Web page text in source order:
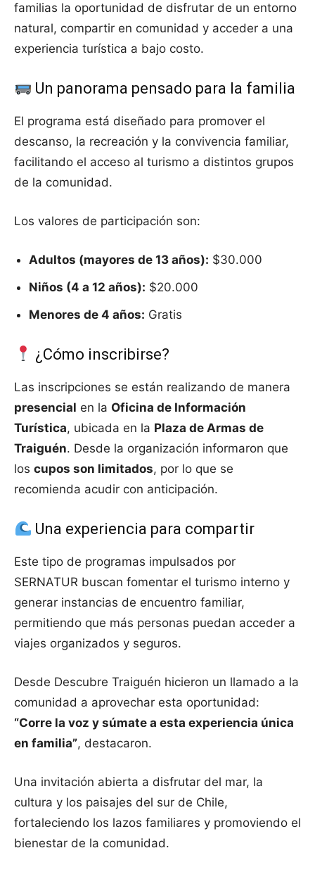
familias la oportunidad de disfrutar de un entorno
natural, compartir en comunidad y acceder a una
experiencia turística a bajo costo.
Un panorama pensado para la familia
El programa está diseñado para promover el
descanso, la recreación y la convivencia familiar,
facilitando el acceso al turismo a distintos grupos
de la comunidad.
Los valores de participación son:
Adultos (mayores de 13 años): $30.000
Niños (4 a 12 años): $20.000
Menores de 4 años: Gratis
¿Cómo inscribirse?
Las inscripciones se están realizando de manera
presencial en la Oficina de Información
Turística, ubicada en la Plaza de Armas de
Traiguén. Desde la organización informaron que
los cupos son limitados, por lo que se
recomienda acudir con anticipación.
Una experiencia para compartir
Este tipo de programas impulsados por
SERNATUR buscan fomentar el turismo interno y
generar instancias de encuentro familiar,
permitiendo que más personas puedan acceder a
viajes organizados y seguros.
Desde Descubre Traiguén hicieron un llamado a la
comunidad a aprovechar esta oportunidad:
“Corre la voz y súmate a esta experiencia única
en familia”, destacaron.
Una invitación abierta a disfrutar del mar, la
cultura y los paisajes del sur de Chile,
fortaleciendo los lazos familiares y promoviendo el
bienestar de la comunidad.